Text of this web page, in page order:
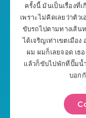
ครั้งนี้ มันเป็นเรื่อง
เพราะไม่คิดเลยว่าตัว
ขับรถไปตามทางเส้น
ได้เจริญเท่าเขตเมือ
ผม ผมก็เลยจอด เธ
แล้วก็ขับไปพักที่ปั๊มน้
บอก